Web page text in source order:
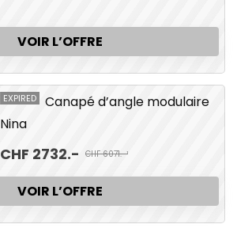
VOIR L’OFFRE
EXPIRED
Canapé d’angle modulaire
Nina
CHF 2732.- CHF 6071.-¹
VOIR L’OFFRE